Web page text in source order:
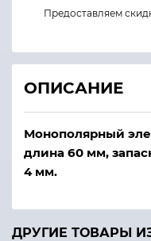
Предоставляем
ОПИСАНИЕ
Монополярный
длина 60 мм,
4 мм.
ДРУГИЕ ТОВАРЫ